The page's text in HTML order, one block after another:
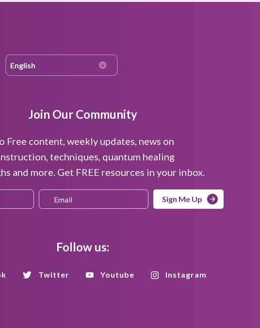
Join Our Community
Free content, weekly updates, news on
techniques, quantum healing
and more. Get FREE resources in your inbox.
Sign Me Up
Follow us:
Twitter Youtube Instagram